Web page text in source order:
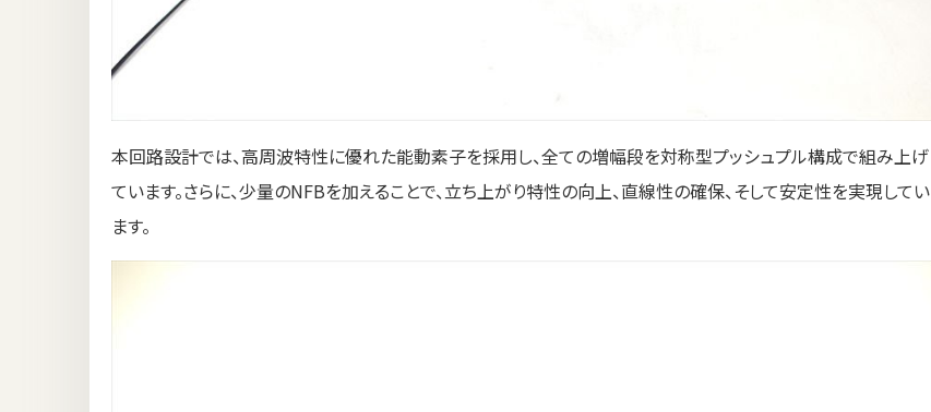
本回路設計では、高周波特性に優れた能動素子を採用し、全ての増幅段を対称型プッシュプル構成で組み上げ
ています。さらに、少量のNFBを加えることで、立ち上がり特性の向上、直線性の確保、そして安定性を実現してい
ます。